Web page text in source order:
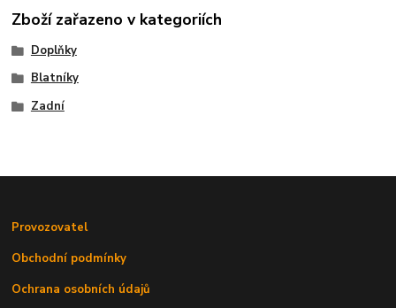
Zboží zařazeno v kategoriích
Doplňky
Blatníky
Zadní
Provozovatel
Obchodní podmínky
Ochrana osobních údajů